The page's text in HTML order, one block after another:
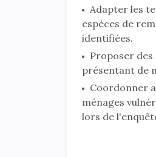
Adapter les
espèces de
identifiées.
Proposer des
présentant de
Coordonner
ménages
lors de